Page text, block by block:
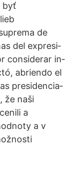
byť
de
del ex­pre­si­
con­si­de­rar in­
abrien­do el
pre­si­den­cia­
že naši
a
a v